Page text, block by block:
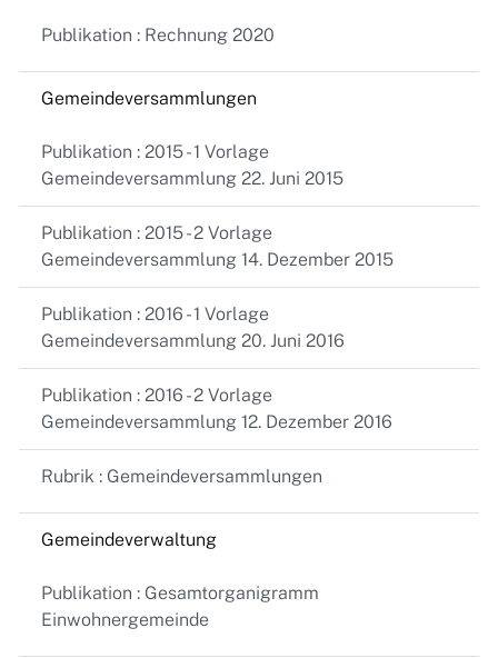
Publikation : Rechnung 2020
Gemeindeversammlungen
Publikation : 2015 - 1 Vorlage
Gemeindeversammlung 22. Juni 2015
Publikation : 2015 - 2 Vorlage
Gemeindeversammlung 14. Dezember 2015
Publikation : 2016 - 1 Vorlage
Gemeindeversammlung 20. Juni 2016
Publikation : 2016 - 2 Vorlage
Gemeindeversammlung 12. Dezember 2016
Rubrik : Gemeindeversammlungen
Gemeindeverwaltung
Publikation : Gesamtorganigramm
Einwohnergemeinde